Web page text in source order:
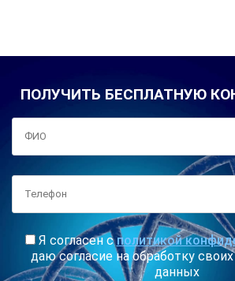
ПОЛУЧИТЬ БЕСПЛАТНУЮ
Я согласен сполитикой
даю согласие на обработку
данных